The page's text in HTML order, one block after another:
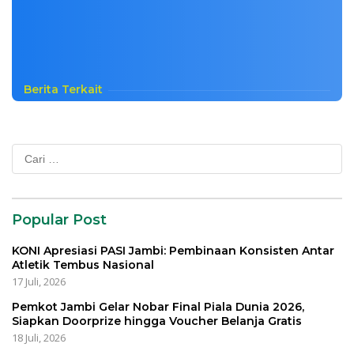
Berita Terkait
Cari
untuk:
Popular Post
KONI Apresiasi PASI Jambi: Pembinaan Konsisten Antar
Atletik Tembus Nasional
17 Juli, 2026
Pemkot Jambi Gelar Nobar Final Piala Dunia 2026,
Siapkan Doorprize hingga Voucher Belanja Gratis
18 Juli, 2026